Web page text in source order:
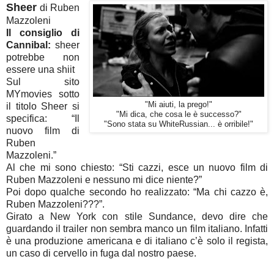
"Mi aiuti, la prego!"
"Mi dica, che cosa le è successo?"
"Sono stata su WhiteRussian... è orribile!"
Sheer di Ruben
Mazzoleni
Il consiglio di
Cannibal: sheer
potrebbe non
essere una shiit
Sul sito
MYmovies sotto
il titolo Sheer si
specifica: “Il
nuovo film di
Ruben
Mazzoleni.”
Al che mi sono chiesto: “Sti cazzi, esce un nuovo film di
Ruben Mazzoleni e nessuno mi dice niente?”
Poi dopo qualche secondo ho realizzato: “Ma chi cazzo è,
Ruben Mazzoleni???”.
Girato a New York con stile Sundance, devo dire che
guardando il trailer non sembra manco un film italiano. Infatti
è una produzione americana e di italiano c’è solo il regista,
un caso di cervello in fuga dal nostro paese.